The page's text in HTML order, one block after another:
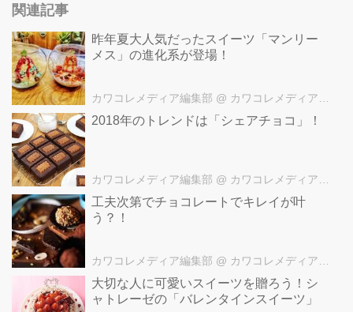
関連記事
昨年夏大人気だったスイーツ「マンリー
メス」の進化系が登場！
カワコレメディア編集部 @ カワコレメディア編集部
2018年のトレンドは「シェアチョコ」！
カワコレメディア編集部 @ カワコレメディア編集部
工夫次第でチョコレートでキレイが叶
う？！
カワコレメディア編集部 @ カワコレメディア編集部
大切な人に可愛いスイーツを贈ろう！シ
ャトレーゼの「バレンタインスイーツ」